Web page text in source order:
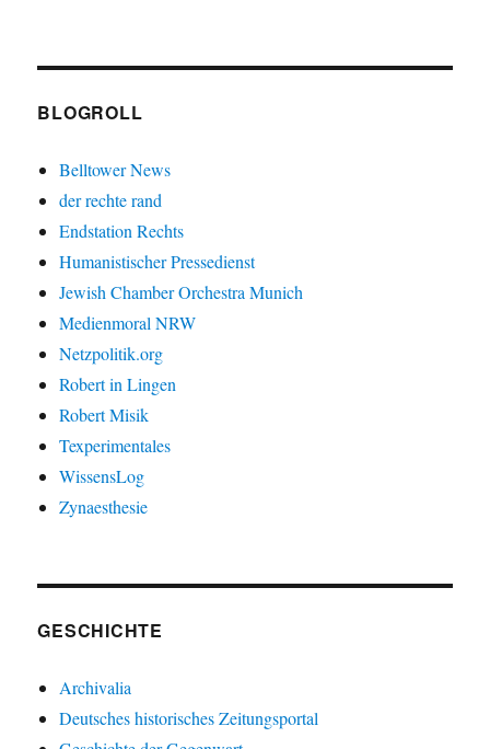
BLOGROLL
Belltower News
der rechte rand
Endstation Rechts
Humanistischer Pressedienst
Jewish Chamber Orchestra Munich
Medienmoral NRW
Netzpolitik.org
Robert in Lingen
Robert Misik
Texperimentales
WissensLog
Zynaesthesie
GESCHICHTE
Archivalia
Deutsches historisches Zeitungsportal